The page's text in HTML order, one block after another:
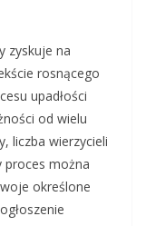
zyskuje na
rosnącego
upadłości
od wielu
liczba wierzycieli
proces można
określone